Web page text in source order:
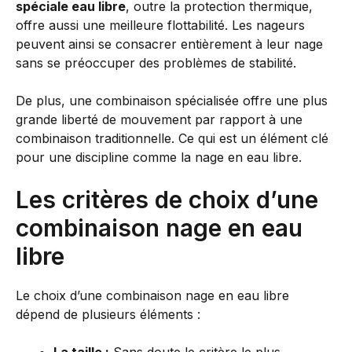
spéciale eau libre, outre la protection thermique,
offre aussi une meilleure flottabilité. Les nageurs
peuvent ainsi se consacrer entièrement à leur nage
sans se préoccuper des problèmes de stabilité.
De plus, une combinaison spécialisée offre une plus
grande liberté de mouvement par rapport à une
combinaison traditionnelle. Ce qui est un élément clé
pour une discipline comme la nage en eau libre.
Les critères de choix d’une
combinaison nage en eau
libre
Le choix d’une combinaison nage en eau libre
dépend de plusieurs éléments :